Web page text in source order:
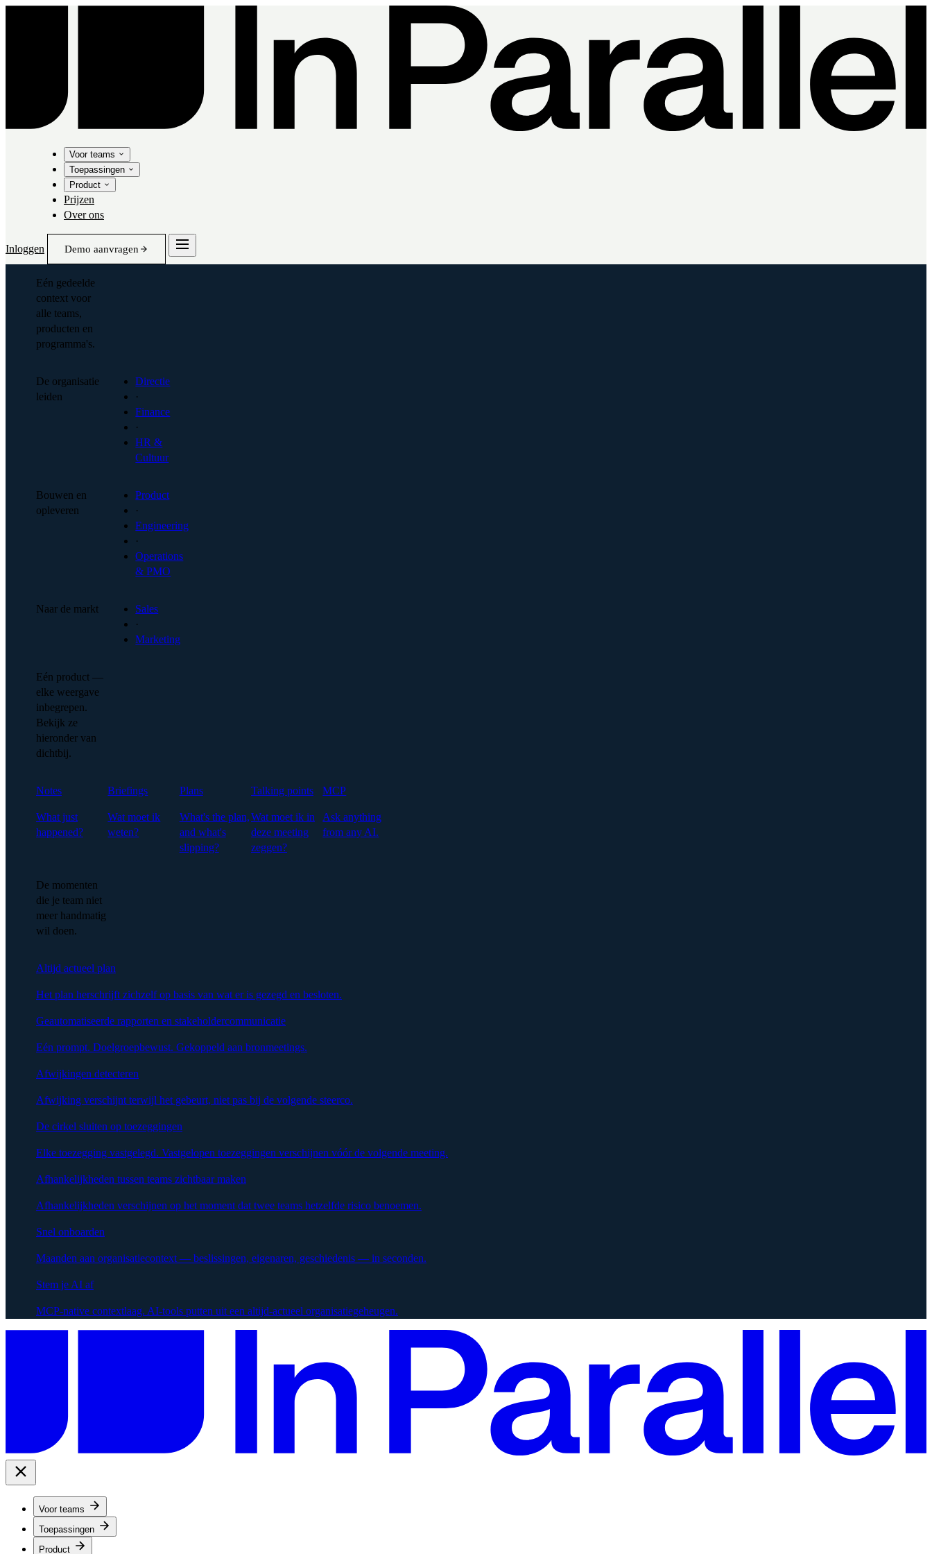
Voor teams
Toepassingen
Product
Prijzen
Over ons
Inloggen Demo aanvragen
Eén gedeelde
context voor
alle teams,
producten en
programma's.
De organisatie
leiden
Directie
·
Finance
·
HR &
Cultuur
Bouwen en
opleveren
Product
·
Engineering
·
Operations
& PMO
Naar de markt
Sales
·
Marketing
Eén product —
elke weergave
inbegrepen.
Bekijk ze
hieronder van
dichtbij.
Notes
What just
happened?
Briefings
Wat moet ik
weten?
Plans
What's the plan,
and what's
slipping?
Talking points
Wat moet ik in
deze meeting
zeggen?
MCP
Ask anything
from any AI.
De momenten
die je team niet
meer handmatig
wil doen.
Altijd actueel plan
Het plan herschrijft zichzelf op basis van wat er is gezegd en besloten.
Geautomatiseerde rapporten en stakeholdercommunicatie
Eén prompt. Doelgroepbewust. Gekoppeld aan bronmeetings.
Afwijkingen detecteren
Afwijking verschijnt terwijl het gebeurt, niet pas bij de volgende steerco.
De cirkel sluiten op toezeggingen
Elke toezegging vastgelegd. Vastgelopen toezeggingen verschijnen vóór de volgende meeting.
Afhankelijkheden tussen teams zichtbaar maken
Afhankelijkheden verschijnen op het moment dat twee teams hetzelfde risico benoemen.
Snel onboarden
Maanden aan organisatiecontext — beslissingen, eigenaren, geschiedenis — in seconden.
Stem je AI af
MCP-native contextlaag. AI-tools putten uit een altijd-actueel organisatiegeheugen.
Voor teams
Toepassingen
Product